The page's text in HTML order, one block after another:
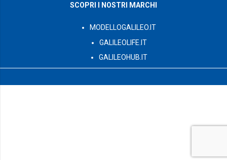
SCOPRI I NOSTRI MARCHI
MODELLOGALILEO.IT
GALILEOLIFE.IT
GALILEOHUB.IT